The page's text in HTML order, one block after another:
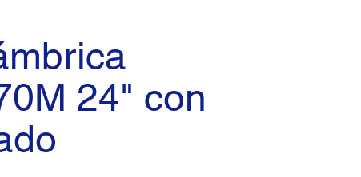
24" con